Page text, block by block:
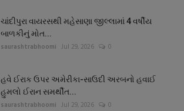
ચાંદીપુરા વાયરસથી મહેસાણા જીલ્લામાં 4 વર્ષીય
બાળકીનું મોત...
saurashtrabhoomi Jul 29, 2026 0
હવે ઈરાક ઉપર અમેરીકા-સાઉદી અરબનો હવાઈ
હુમલો ઈરાન સમર્થીત...
saurashtrabhoomi Jul 29, 2026 0